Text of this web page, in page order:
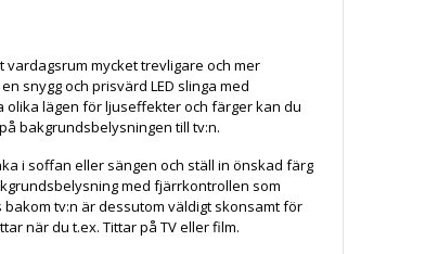
vardagsrum mycket trevligare och mer
snygg och prisvärd LED slinga med
lägen för ljuseffekter och färger kan du
bakgrundsbelysningen till tv:n.
i soffan eller sängen och ställ in önskad färg
med fjärrkontrollen som
bakom tv:n är dessutom väldigt skonsamt för
när du t.ex. Tittar på TV eller film.